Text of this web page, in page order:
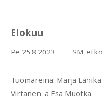
Pe 25.8.2023 SM-
Tuomareina: Marja
Virtanen ja Esa Muotka.